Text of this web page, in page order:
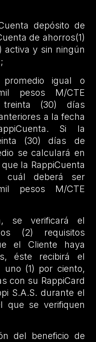
depósito de
de ahorros(1)
activa y sin ningún
igual o
pesos M/CTE
(30) días
a la fecha
Si la
(30) días de
se calculará en
la RappiCuenta
cuál deberá ser
pesos M/CTE
se verificará el
(2) requisitos
el Cliente haya
éste recibirá el
uno (1) por ciento,
con su RappiCard
S.A.S. durante el
que se verifiquen
del beneficio de